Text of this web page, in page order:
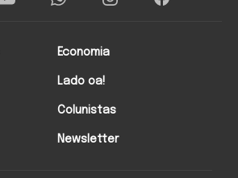
Economia
Lado oa!
Colunistas
Newsletter